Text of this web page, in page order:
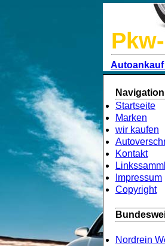
Autoankauf |
Navigation
Startseite
Marken
wir kaufen
Kontakt
Impressum
Copyright
Nordrein